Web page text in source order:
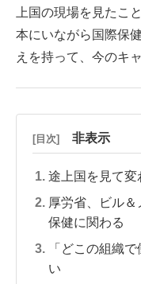
上国の現場を見たこ
本にいながら国際保
えを持って、今のキ
[目次] 非表示
途上国を見て変
厚労省、ビル
保健に関わる
「どこの組織
い